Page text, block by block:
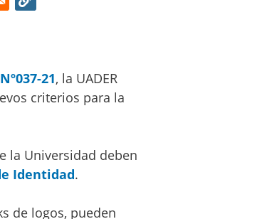
21, la UADER
criterios para la
la Universidad deben
Identidad.
de logos, pueden